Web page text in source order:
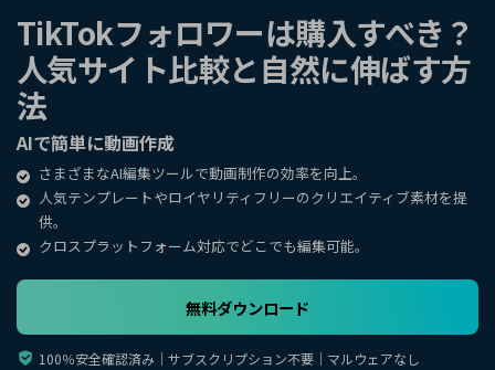
ユーティリティ
法人・教育・パートナー
概要
ソリューション
企業情報
プラン＆価格
サポート
製品
プラットフォーム
製品機能
AI機能
AI機能
AIヒント
活用法
Filmoraのユーザー層
ビデオソリューション
動画編集関連知識
動画編集のコツ
サポート
カスタマーサポート
TikTokフォロワーは購入すべき？
人気サイト比較と自然に伸ばす方
法
AIで簡単に動画作成
さまざまなAI編集ツールで動画制作の効率を向上。
人気テンプレートやロイヤリティフリーのクリエイティブ素材を提
供。
クロスプラットフォーム対応でどこでも編集可能。
無料ダウンロード
100％安全確認済み｜サブスクリプション不要｜マルウェアなし